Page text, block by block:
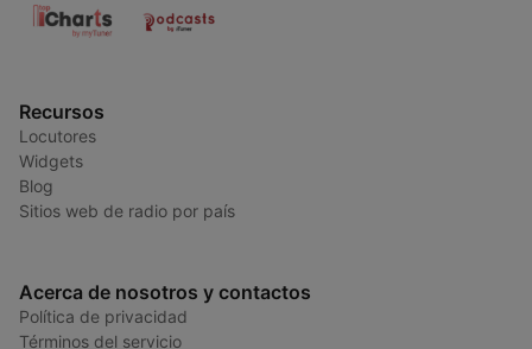
Recursos
Locutores
Widgets
Blog
Sitios web de radio por país
Acerca de nosotros y contactos
Política de privacidad
Términos del servicio